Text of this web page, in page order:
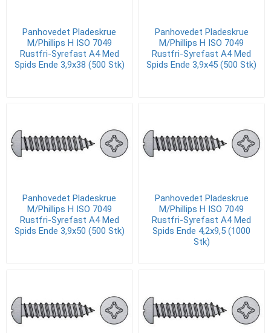
Panhovedet Pladeskrue
M/Phillips H ISO 7049
Rustfri-Syrefast A4 Med
Spids Ende 3,9x38 (500 Stk)
Panhovedet Pladeskrue
M/Phillips H ISO 7049
Rustfri-Syrefast A4 Med
Spids Ende 3,9x45 (500 Stk)
Panhovedet Pladeskrue
M/Phillips H ISO 7049
Rustfri-Syrefast A4 Med
Spids Ende 3,9x50 (500 Stk)
Panhovedet Pladeskrue
M/Phillips H ISO 7049
Rustfri-Syrefast A4 Med
Spids Ende 4,2x9,5 (1000
Stk)